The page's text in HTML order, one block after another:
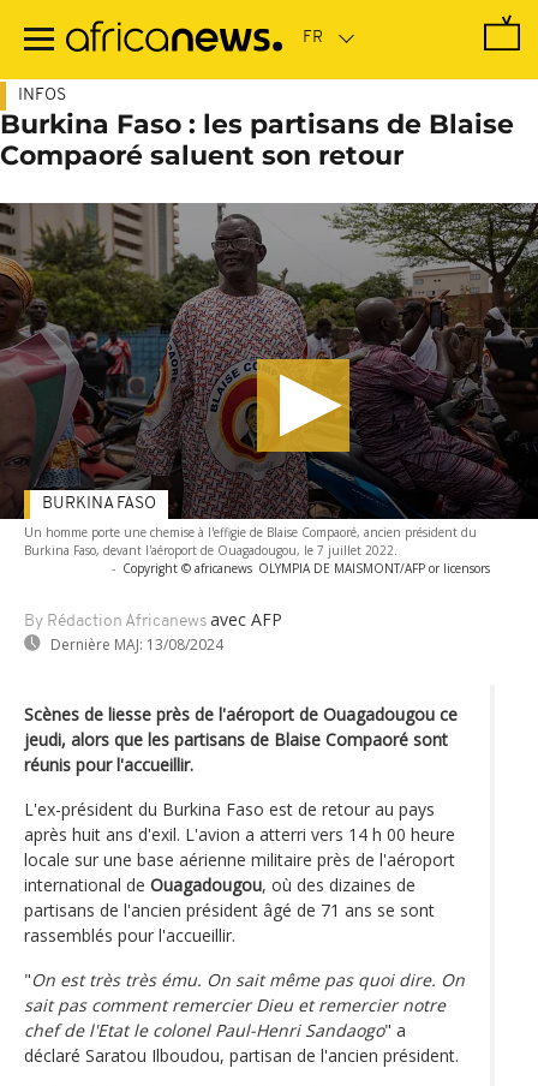
contenu
INFOS
Burkina Faso : les partisans de Blaise
Compaoré saluent son retour
Un homme porte une chemise à l'effigie de Blaise Compaoré, ancien président du
Burkina Faso, devant l'aéroport de Ouagadougou, le 7 juillet 2022.
- Copyright © africanews OLYMPIA DE MAISMONT/AFP or licensors
By Rédaction Africanews avec AFP
Dernière MAJ: 13/08/2024
BURKINA FASO
Scènes de liesse près de l'aéroport de Ouagadougou ce
jeudi, alors que les partisans de Blaise Compaoré sont
réunis pour l'accueillir.
L'ex-président du Burkina Faso est de retour au pays
après huit ans d'exil. L'avion a atterri vers 14 h 00 heure
locale sur une base aérienne militaire près de l'aéroport
international de Ouagadougou, où des dizaines de
partisans de l'ancien président âgé de 71 ans se sont
rassemblés pour l'accueillir.
"On est très très ému. On sait même pas quoi dire. On
sait pas comment remercier Dieu et remercier notre
chef de l'Etat le colonel Paul-Henri Sandaogo" a
déclaré Saratou Ilboudou, partisan de l'ancien président.